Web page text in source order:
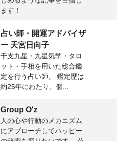
ます！
占い師・開運アドバイザ
ー 天宮日向子
干支九星・九星気学・タロ
ット・手相を用いた総合鑑
定を行う占い師。 鑑定歴は
約25年にわたり、個...
Group O'z
人の心や行動のメカニズム
にアプローチしてハッピー